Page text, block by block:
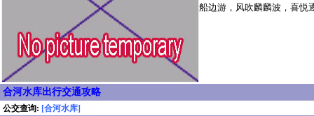
船边游，风吹麟麟波，喜悦
合河水库出行交通攻略
公交查询: [合河水库]